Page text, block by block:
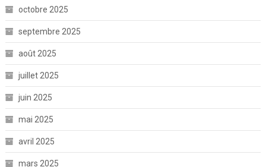
octobre 2025
septembre 2025
août 2025
juillet 2025
juin 2025
mai 2025
avril 2025
mars 2025